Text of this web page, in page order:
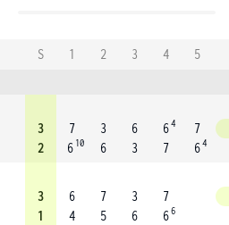
S 1 2 3 4
5
3
2
7
6 10
3
6
6
3
64
7
7
64
3
1
6
4
7
5
3
6
7
66